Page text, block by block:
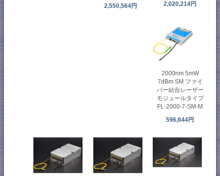
2,550,564円
2,020,214円
2000nm 5mW
7dBm SM ファイ
バー結合レーザー
モジュールタイプ
FL-2000-7-SM-M
596,644円